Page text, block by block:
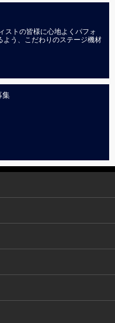
ストの皆様に心地よくパフォ
よう、こだわりのステージ機材
集